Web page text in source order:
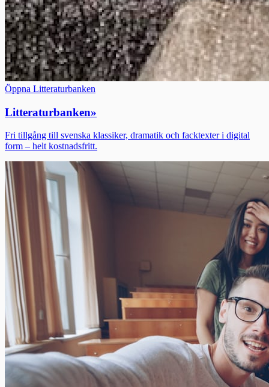
Öppna Litteraturbanken
Litteraturbanken»
Fri tillgång till svenska klassiker, dramatik och facktexter i digital
form – helt kostnadsfritt.